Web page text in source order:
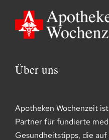
Über uns
Apotheken Wochenzeit
Partner für fundierte
Gesundheitstipps, die